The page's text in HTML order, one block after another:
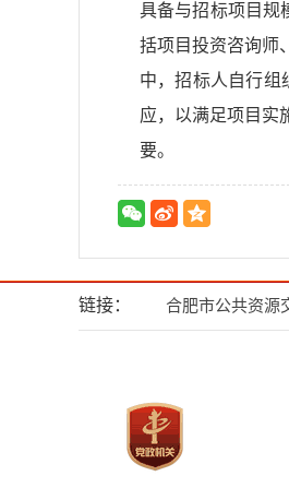
具备与招标项目规
括项目投资咨询师
中，招标人自行组
应，以满足项目实
要。
链接： 合肥市公共资源